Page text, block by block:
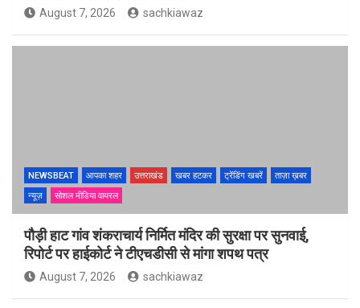
August 7, 2026 sachkiawaz
NEWSBEAT आपका शहर उत्तराखंड खबर हटकर ट्रेंडिंग खबरें
ताज़ा ख़बर
न्यूज़
सोशल मीडिया वायरल
पौड़ी हाट गांव शंकराचार्य निर्मित मंदिर की सुरक्षा पर सुनवाई,
रिपोर्ट पर हाईकोर्ट ने टीएचडीसी से मांगा शपथ पत्र
August 7, 2026 sachkiawaz